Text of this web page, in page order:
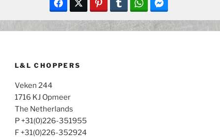
L&L CHOPPERS
Veken 244
1716 KJ Opmeer
The Netherlands
P +31(0)226-351955
F +31(0)226-352924